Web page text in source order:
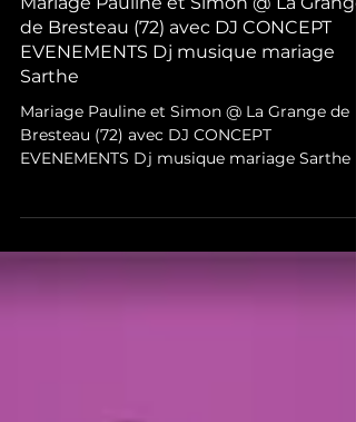
Mariage Pauline et Simon @ La Grange
de Bresteau (72) avec DJ CONCEPT
EVENEMENTS Dj musique mariage
Sarthe
Mariage Pauline et Simon @ La Grange de